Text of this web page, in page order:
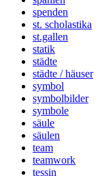
spenden
st. scholastika
st.gallen
statik
städte
städte / häuser
symbol
symbolbilder
symbole
säule
säulen
team
teamwork
tessin